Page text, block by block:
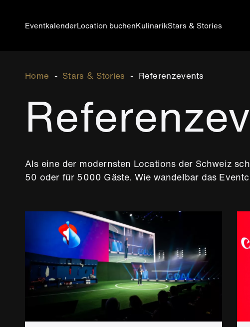
Main
navigation
DE
EventkalenderLocation buchenKulinarikStars & Stories
Breadcrumb
Home Stars & Stories Referenzevents
Als eine der modernsten Locations der Schweiz
50 oder für 5000 Gäste. Wie wandelbar das